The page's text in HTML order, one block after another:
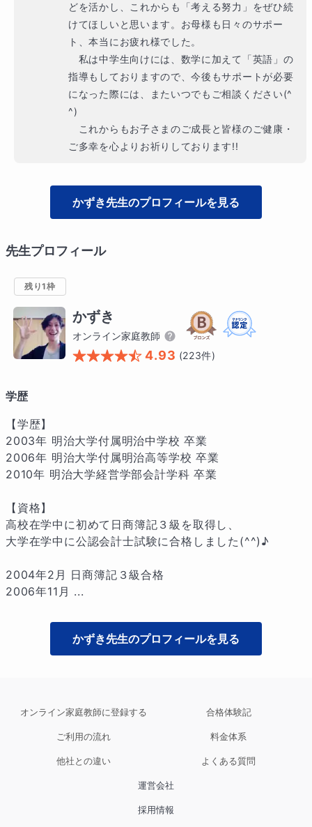
どを活かし、これからも「考える努力」をぜひ続
けてほしいと思います。お母様も日々のサポー
ト、本当にお疲れ様でした。
私は中学生向けには、数学に加えて「英語」の
指導もしておりますので、今後もサポートが必要
になった際には、またいつでもご相談ください(^
^)
これからもお子さまのご成長と皆様のご健康・
ご多幸を心よりお祈りしております!!
かずき先生のプロフィールを見る
先生プロフィール
残り1枠
かずき
オンライン家庭教師
4.93 (223件)
学歴
【学歴】
2003年 明治大学付属明治中学校 卒業
2006年 明治大学付属明治高等学校 卒業
2010年 明治大学経営学部会計学科 卒業
【資格】
高校在学中に初めて日商簿記３級を取得し、
大学在学中に公認会計士試験に合格しました(^^)♪
2004年2月 日商簿記３級合格
2006年11月 ...
かずき先生のプロフィールを見る
オンライン家庭教師に登録する 合格体験記
ご利用の流れ 料金体系
他社との違い よくある質問
運営会社
採用情報